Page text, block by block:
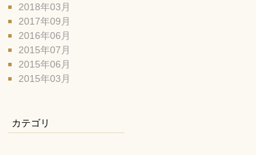
2018年03月
2017年09月
2016年06月
2015年07月
2015年06月
2015年03月
カテゴリ